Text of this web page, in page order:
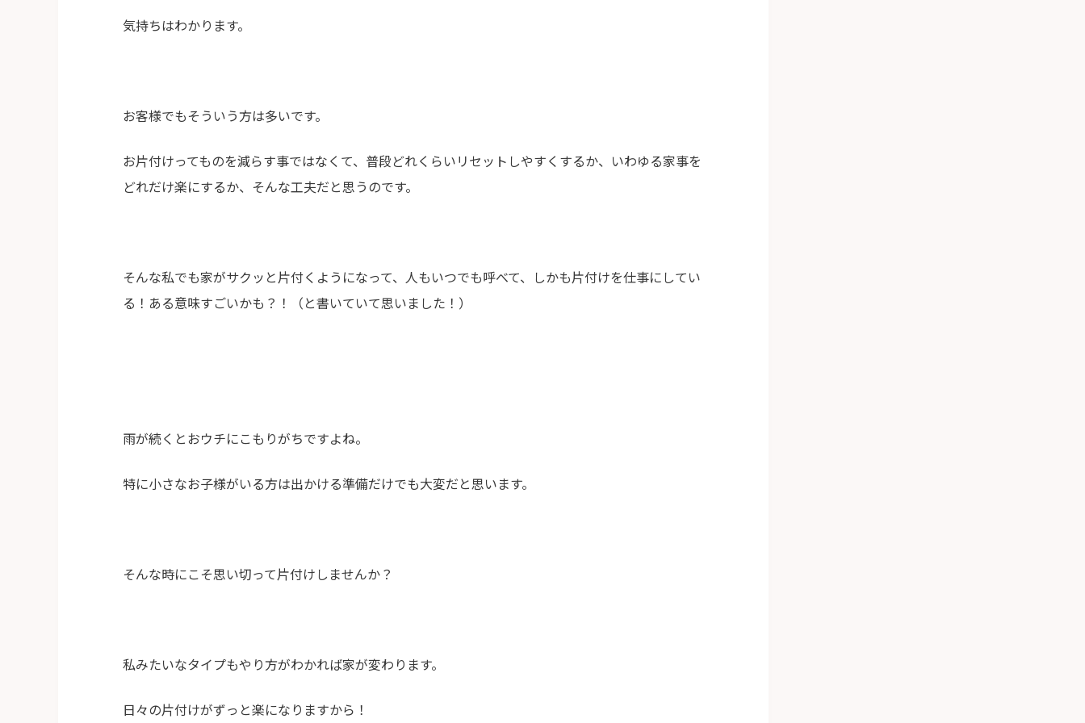
気持ちはわかります。
お客様でもそういう方は多いです。
お片付けってものを減らす事ではなくて、普段どれくらいリセットしやすくするか、いわゆる家事を
どれだけ楽にするか、そんな工夫だと思うのです。
そんな私でも家がサクッと片付くようになって、人もいつでも呼べて、しかも片付けを仕事にしてい
る！ある意味すごいかも？！（と書いていて思いました！）
雨が続くとおウチにこもりがちですよね。
特に小さなお子様がいる方は出かける準備だけでも大変だと思います。
そんな時にこそ思い切って片付けしませんか？
私みたいなタイプもやり方がわかれば家が変わります。
日々の片付けがずっと楽になりますから！